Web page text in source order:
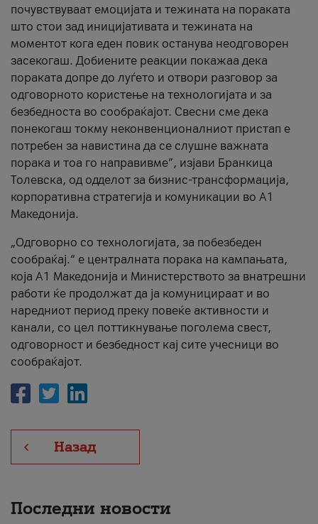
почувствуваат емоцијата и тежината на пораката
што стои зад иницијативата и тежината на
моментот кога еден повик останува неодговорен
засекогаш. Добиените реакции покажаа дека
пораката допре до луѓето и отвори разговор за
одговорното користење на технологијата и за
безбедноста во сообраќајот. Свесни сме дека
понекогаш токму неконвенционалниот пристап е
потребен за навистина да се слушне важната
порака и тоа го направивме”, изјави Бранкица
Толевска, од одделот за бизнис-трансформација,
корпоративна стратегија и комуникации во А1
Македонија.
„Одговорно со технологијата, за побезбеден
сообраќај.“ е централната порака на кампањата,
која A1 Македонија и Министерството за внатрешни
работи ќе продолжат да ја комуницираат и во
наредниот период преку повеќе активности и
канали, со цел поттикнување поголема свест,
одговорност и безбедност кај сите учесници во
сообраќајот.
Назад
Последни новости